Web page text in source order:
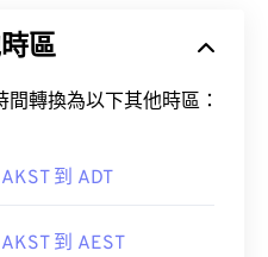
區
轉換為以下其他時區：
AKST 到 ADT
AKST 到 AEST